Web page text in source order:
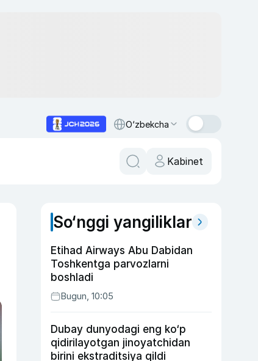
O‘zbekcha
Kabinet
So‘nggi yangiliklar
Etihad Airways Abu Dabidan
Toshkentga parvozlarni
boshladi
Bugun, 10:05
Dubay dunyodagi eng ko‘p
qidirilayotgan jinoyatchidan
birini ekstraditsiya qildi